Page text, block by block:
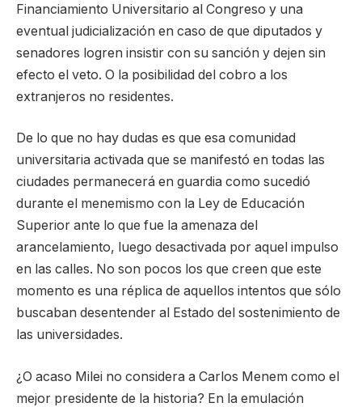
Financiamiento Universitario al Congreso y una
eventual judicialización en caso de que diputados y
senadores logren insistir con su sanción y dejen sin
efecto el veto. O la posibilidad del cobro a los
extranjeros no residentes.
De lo que no hay dudas es que esa comunidad
universitaria activada que se manifestó en todas las
ciudades permanecerá en guardia como sucedió
durante el menemismo con la Ley de Educación
Superior ante lo que fue la amenaza del
arancelamiento, luego desactivada por aquel impulso
en las calles. No son pocos los que creen que este
momento es una réplica de aquellos intentos que sólo
buscaban desentender al Estado del sostenimiento de
las universidades.
¿O acaso Milei no considera a Carlos Menem como el
mejor presidente de la historia? En la emulación